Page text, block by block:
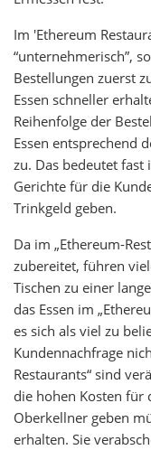
Im 'Ethereum
“unternehmerisch”,
Bestellungen zuerst
Essen schneller
Reihenfolge der
Essen entsprechend
zu. Das bedeutet fast
Gerichte für die
Trinkgeld geben.
Da im „Ethereum-
zubereitet, führen
Tischen zu einer
das Essen im
es sich als viel zu
Kundennachfrage
Restaurants“ sind
die hohen Kosten für
Oberkellner geben
erhalten. Sie